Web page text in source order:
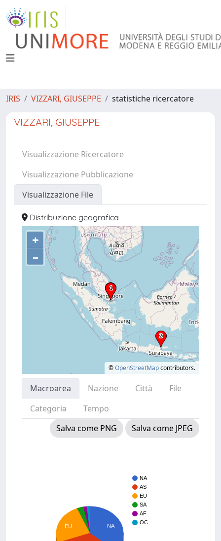
IRIS VIZZARI, GIUSEPPE statistiche ricercatore
VIZZARI, GIUSEPPE
Visualizzazione Ricercatore
Visualizzazione Pubblicazione
Visualizzazione File
Distribuzione geografica
+
–
©OpenStreetMapcontributors.
Macroarea Nazione Città
File
Categoria
Tempo
Salva come PNG
Salva come JPEG
NA
AS
EU
SA
AF
OC
NA
EU